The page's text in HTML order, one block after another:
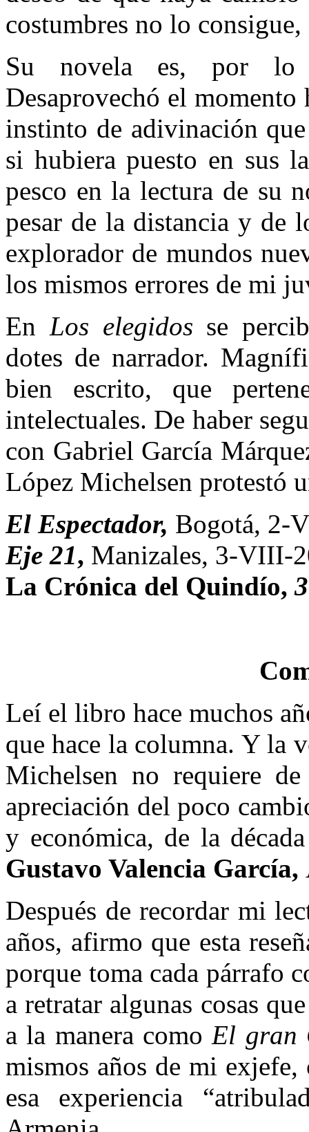
costumbres no lo
Su novela es, por lo
Desaprovechó el
instinto de adivinación
si hubie­ra puesto en sus
pesco en la lectura de su
pesar de la distancia y de
explorador de mundos
los mismos errores de mi
En Los elegidos se
dotes de narrador.
bien escrito, que
intelectuales. De haber
con Gabriel García
López Michelsen protestó
El Espectador, Bogotá, 2-
Eje 21, Manizales, 3-VIII-
La Crónica del Quindío,
Leí el libro hace muchos
que hace la columna. Y la
Michelsen no requiere
apreciación del poco
y económica, de la
Gustavo Valencia García,
Después de recordar mi
años, afirmo que esta
porque toma cada párrafo
a retratar algunas cosas
a la manera comoEl gran
mismos años de mi
esa experiencia